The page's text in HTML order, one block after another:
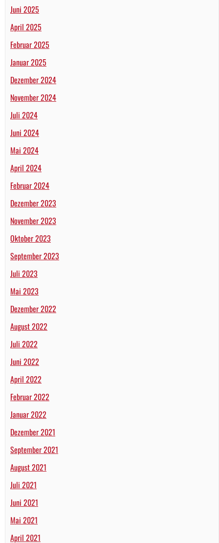
Juni 2025
April 2025
Februar 2025
Januar 2025
Dezember 2024
November 2024
Juli 2024
Juni 2024
Mai 2024
April 2024
Februar 2024
Dezember 2023
November 2023
Oktober 2023
September 2023
Juli 2023
Mai 2023
Dezember 2022
August 2022
Juli 2022
Juni 2022
April 2022
Februar 2022
Januar 2022
Dezember 2021
September 2021
August 2021
Juli 2021
Juni 2021
Mai 2021
April 2021